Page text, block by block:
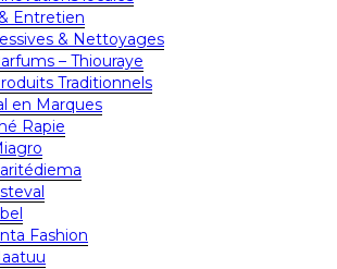
Entretien
& Nettoyages
– Thiouraye
Traditionnels
en Marques
Rapie
Fashion